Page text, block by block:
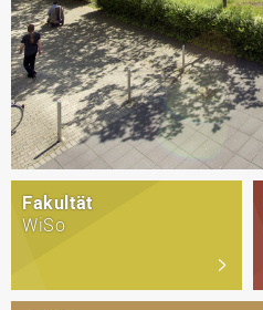
Fakultät
WiSo